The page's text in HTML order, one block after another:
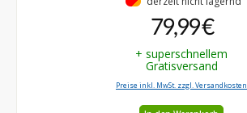
79,99 €
+ superschnellem
Gratisversand
Preise inkl. MwSt. zzgl. Versandkosten